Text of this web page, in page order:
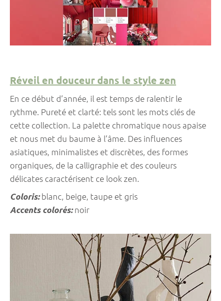
Réveil en douceur dans le style zen
En ce début d’année, il est temps de ralentir le
rythme. Pureté et clarté: tels sont les mots clés de
cette collection. La palette chromatique nous apaise
et nous met du baume à l’âme. Des influences
asiatiques, minimalistes et discrètes, des formes
organiques, de la calligraphie et des couleurs
délicates caractérisent ce look zen.
Coloris:blanc, beige, taupe et gris
Accents colorés:noir